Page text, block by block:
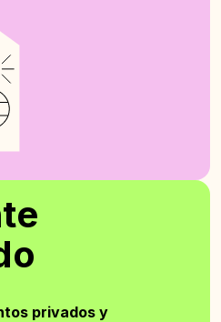
privados y